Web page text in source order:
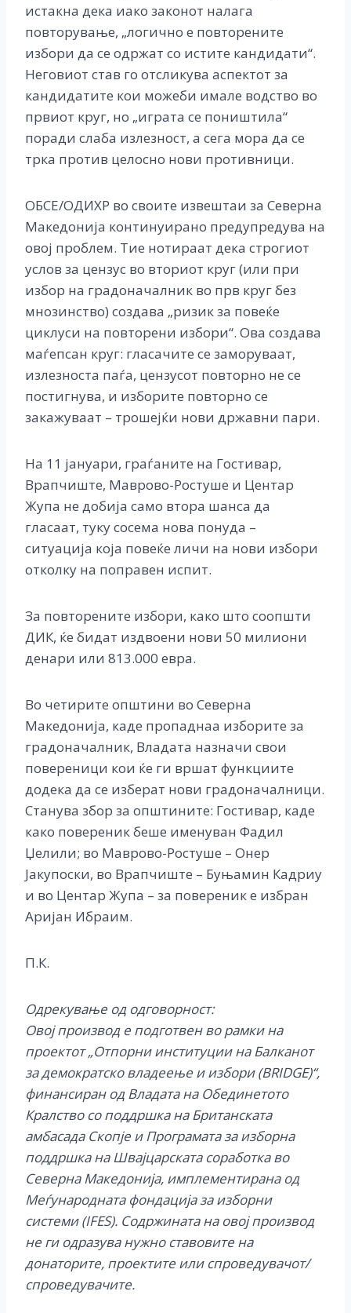
истакна дека иако законот налага
повторување, „логично е повторените
избори да се одржат со истите кандидати“.
Неговиот став го отсликува аспектот за
кандидатите кои можеби имале водство во
првиот круг, но „играта се поништила“
поради слаба излезност, а сега мора да се
трка против целосно нови противници. ​
ОБСЕ/ОДИХР во своите извештаи за Северна
Македонија континуирано предупредува на
овој проблем. Тие нотираат дека строгиот
услов за цензус во вториот круг (или при
избор на градоначалник во прв круг без
мнозинство) создава „ризик за повеќе
циклуси на повторени избори“. Ова создава
маѓепсан круг: гласачите се заморуваат,
излезноста паѓа, цензусот повторно не се
постигнува, и изборите повторно се
закажуваат – трошејќи нови државни пари.
На 11 јануари, граѓаните на Гостивар,
Врапчиште, Маврово-Ростуше и Центар
Жупа не добија само втора шанса да
гласаат, туку сосема нова понуда –
ситуација која повеќе личи на нови избори
отколку на поправен испит.
За повторените избори, како што соопшти
ДИК, ќе бидат издвоени нови 50 милиони
денари или 813.000 евра.
Во четирите општини во Северна
Македонија, каде пропаднаа изборите за
градоначалник, Владата назначи свои
повереници кои ќе ги вршат функциите
додека да се изберат нови градоначалници.
Станува збор за општините: Гостивар, каде
како повереник беше именуван Фадил
Џелили; во Маврово-Ростуше – Онер
Јакупоски, во Врапчиште – Буњамин Кадриу
и во Центар Жупа – за повереник е избран
Аријан Ибраим.
П.К.
Одрекување од одговорност:
Овој производ е подготвен во рамки на
проектот „Отпорни институции на Балканот
за демократско владеење и избори (BRIDGE)“,
финансиран од Владата на Обединетото
Кралство со поддршка на Британската
амбасада Скопје и Програмата за изборна
поддршка на Швајцарската соработка во
Северна Македонија, имплементирана од
Меѓународната фондација за изборни
системи (IFES). Содржината на овој производ
не ги одразува нужно ставовите на
донаторите, проектите или спроведувачот/
спроведувачите.